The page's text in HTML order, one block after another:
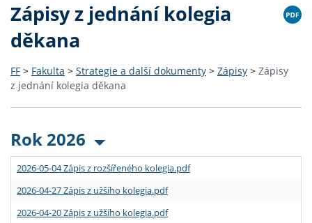
Zápisy z jednání kolegia
děkana
FF > Fakulta > Strategie a další dokumenty > Zápisy > Zápisy
z jednání kolegia děkana
Rok 2026
2026-05-04 Zápis z rozšířeného kolegia.pdf
2026-04-27 Zápis z užšího kolegia.pdf
2026-04-20 Zápis z užšího kolegia.pdf